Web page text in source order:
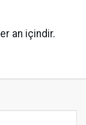
an içindir.